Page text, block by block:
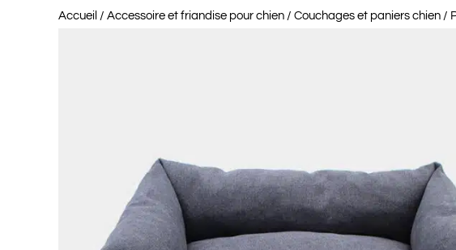
Accueil / Accessoire et friandise pour chien / Couchages et paniers chien /